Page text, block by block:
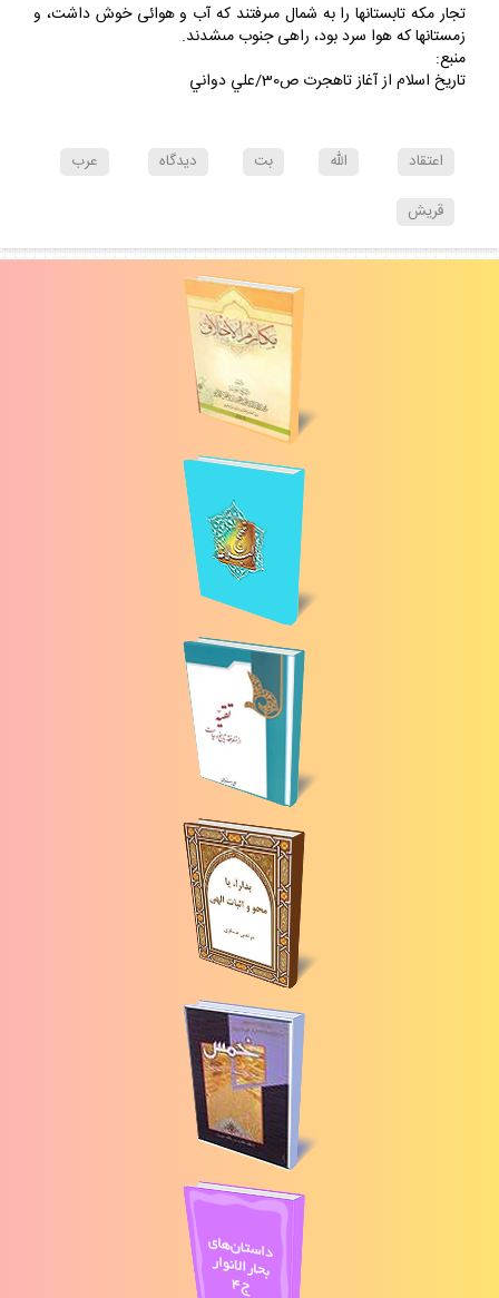
تجار مكه تابستانها را به شمال مى‏رفتند كه آب و هوائى خوش داشت، و
زمستانها كه هوا سرد بود، راهى جنوب مى‏شدند.
منبع:
تاريخ اسلام از آغاز تاهجرت ص30/علي دواني
اعتقاد الله بت ديدگاه عرب
قريش